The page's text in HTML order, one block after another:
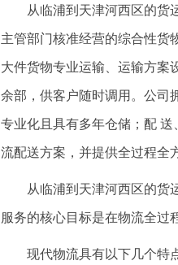
从临浦到天津河西区的货
主管部门核准经营的综合性货
大件货物专业运输、运输方案
余部，供客户随时调用。公司
专业化且具有多年仓储；配
流配送方案，并提供全过程全
从临浦到天津河西区的货
服务的核心目标是在物流全过
现代物流具有以下几个特